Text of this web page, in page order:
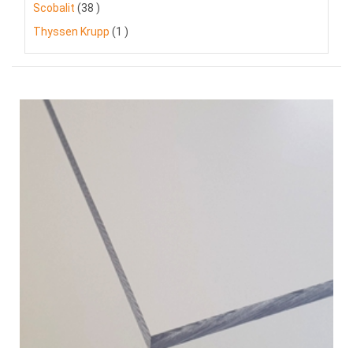
Scobalit
38 Artikel
Thyssen Krupp
1 Artikel